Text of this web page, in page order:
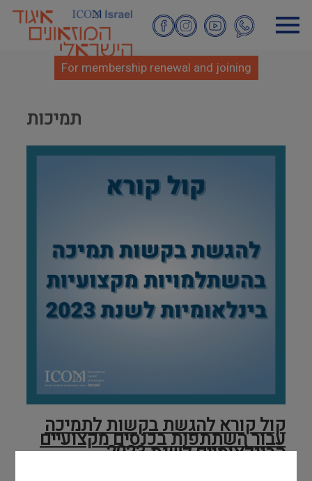
Skip
For membership renewal and joining
תמיכות
קול קורא להגשת בקשות לתמיכה
עבור השתתפות בכנסים מקצועיים
הבינלאומיים לשנת 2023